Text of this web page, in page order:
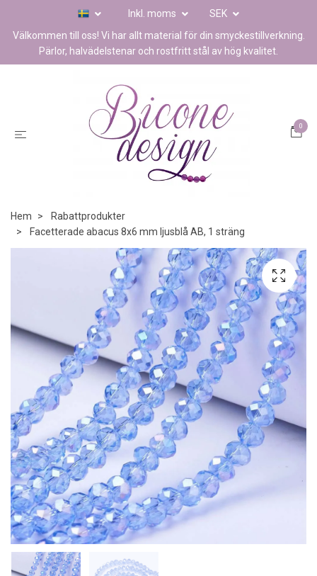
Inkl. moms
SEK
Välkommen till oss! Vi har allt material för din smyckestillverkning.
Pärlor, halvädelstenar och rostfritt stål av hög kvalitet.
0
Hem
Rabattprodukter
Facetterade abacus 8x6 mm ljusblå AB, 1 sträng